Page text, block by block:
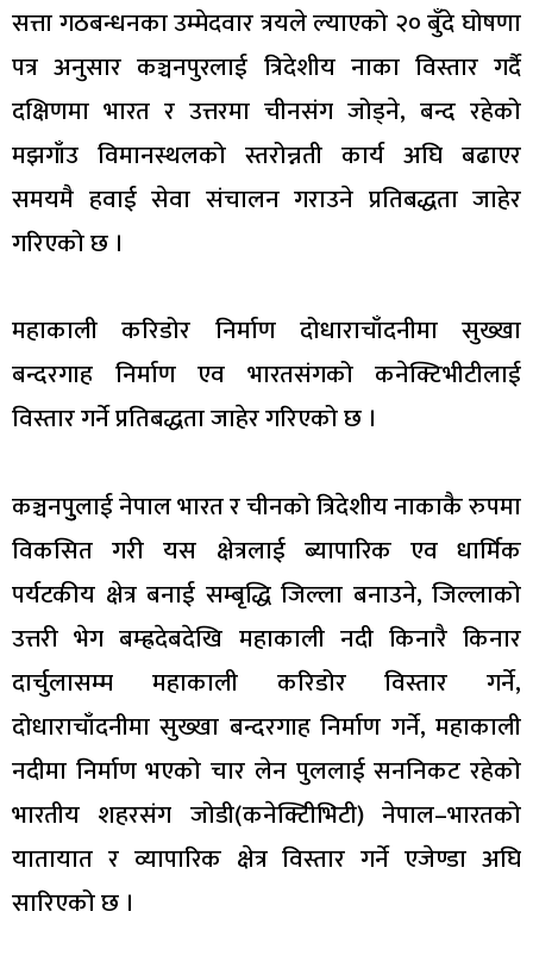
सत्ता गठबन्धनका उम्मेदवार त्रयले ल्याएको २० बुँदे घोषणा
पत्र अनुसार कञ्चनपुरलाई त्रिदेशीय नाका विस्तार गर्दै
दक्षिणमा भारत र उत्तरमा चीनसंग जोड्ने, बन्द रहेको
मझगाँउ विमानस्थलको स्तरोन्नती कार्य अघि बढाएर
समयमै हवाई सेवा संचालन गराउने प्रतिबद्धता जाहेर
गरिएको छ ।
महाकाली करिडोर निर्माण दोधाराचाँदनीमा सुख्खा
बन्दरगाह निर्माण एव भारतसंगको कनेक्टिभीटीलाई
विस्तार गर्ने प्रतिबद्धता जाहेर गरिएको छ ।
कञ्चनपुुलाई नेपाल भारत र चीनको त्रिदेशीय नाकाकै रुपमा
विकसित गरी यस क्षेत्रलाई ब्यापारिक एव धार्मिक
पर्यटकीय क्षेत्र बनाई सम्बृद्धि जिल्ला बनाउने, जिल्लाको
उत्तरी भेग बम्ह्रदेबदेखि महाकाली नदी किनारै किनार
दार्चुलासम्म महाकाली करिडोर विस्तार गर्ने,
दोधाराचाँदनीमा सुख्खा बन्दरगाह निर्माण गर्ने, महाकाली
नदीमा निर्माण भएको चार लेन पुललाई सननिकट रहेको
भारतीय शहरसंग जोडी(कनेक्टिीभिटी) नेपाल–भारतको
यातायात र व्यापारिक क्षेत्र विस्तार गर्ने एजेण्डा अघि
सारिएको छ ।